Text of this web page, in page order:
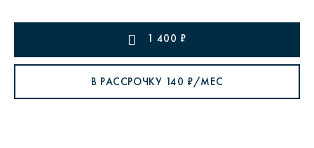
1 400 ₽
В РАССРОЧКУ 140 ₽/МЕС